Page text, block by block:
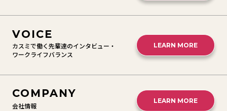
VOICE
カスミで働く先輩達のインタビュー ・
ワークライフバランス
LEARN MORE
COMPANY
会社情報
LEARN MORE